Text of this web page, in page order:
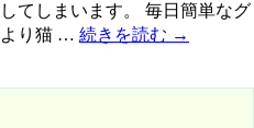
てしまいます。 毎日簡単なグ
より猫 … 続きを読む →